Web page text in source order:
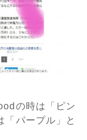
の時は「ピン
「パープル」と